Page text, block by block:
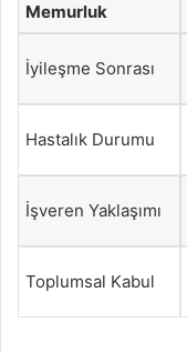
Memurluk
İyileşme Sonrası
Hastalık Durumu
İşveren Yaklaşımı
Toplumsal Kabul